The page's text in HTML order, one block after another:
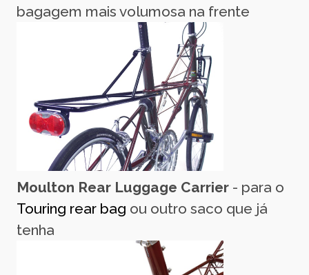
bagagem mais volumosa na frente
Moulton Rear Luggage Carrier - para o
Touring rear bag ou outro saco que já
tenha